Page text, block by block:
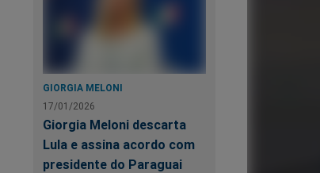
GIORGIA MELONI
17/01/2026
Giorgia Meloni descarta
Lula e assina acordo com
presidente do Paraguai